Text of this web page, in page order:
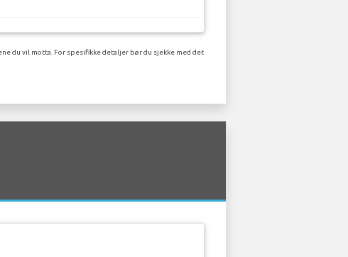
du vil motta. For spesifikke detaljer bør du sjekke med det